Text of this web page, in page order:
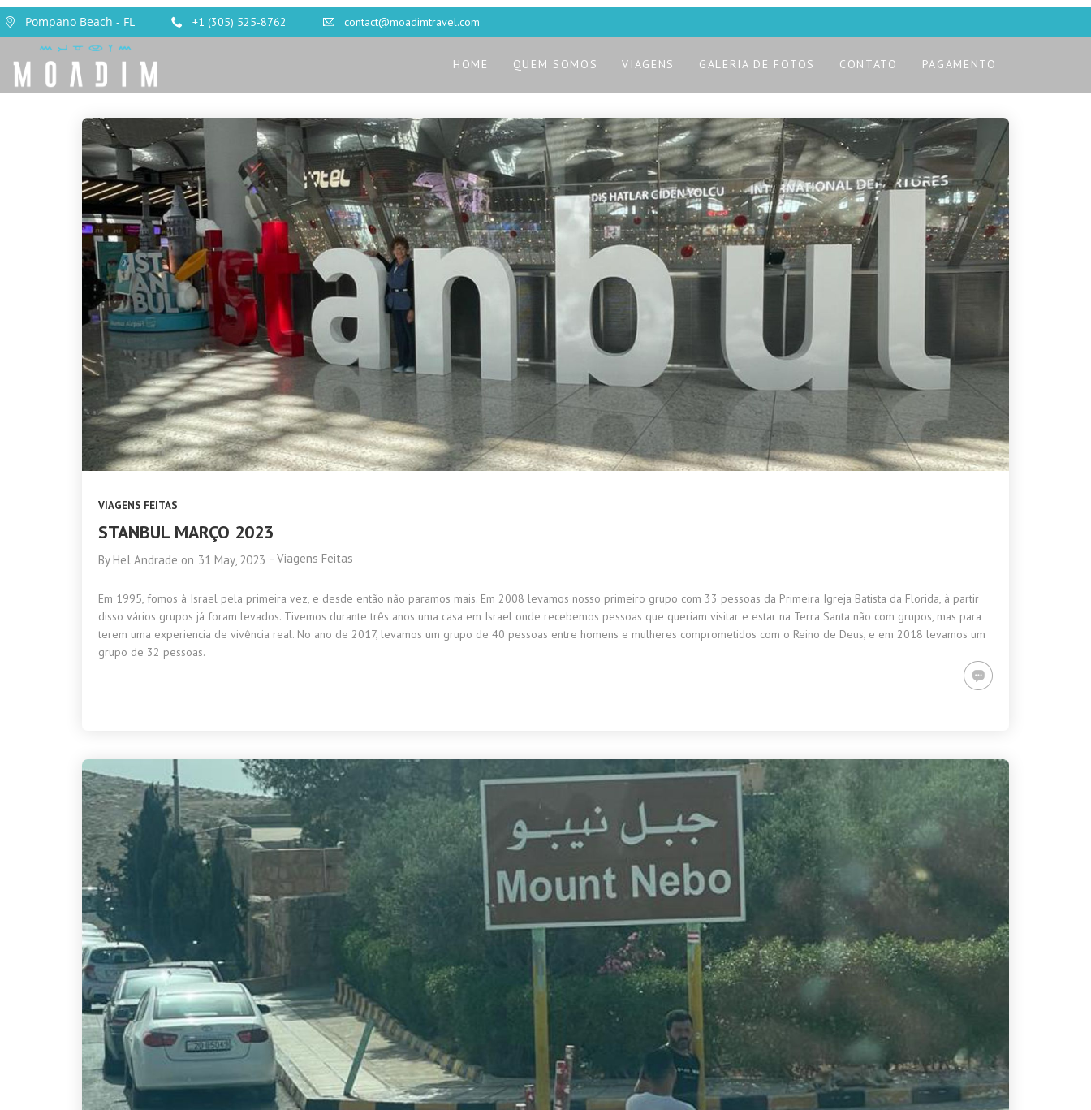
Pompano Beach - FL +1 (305) 525-8762 contact@moadimtravel.com
HOME QUEM SOMOS VIAGENS GALERIA DE FOTOS CONTATO PAGAMENTO
VIAGENS FEITAS
STANBUL MARÇO 2023
ByHel Andrade on 31 May, 2023 - Viagens Feitas
Em 1995, fomos à Israel pela primeira vez, e desde então não paramos mais. Em 2008 levamos nosso primeiro grupo com 33 pessoas da Primeira Igreja Batista da Florida, à partir
disso vários grupos já foram levados. Tivemos durante três anos uma casa em Israel onde recebemos pessoas que queriam visitar e estar na Terra Santa não com grupos, mas para
terem uma experiencia de vivência real. No ano de 2017, levamos um grupo de 40 pessoas entre homens e mulheres comprometidos com o Reino de Deus, e em 2018 levamos um
grupo de 32 pessoas.